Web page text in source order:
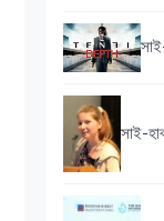
সাই-